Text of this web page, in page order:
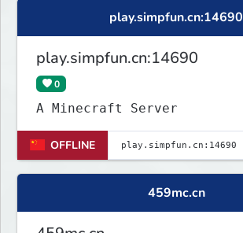
play.simpfun.cn:14690
play.simpfun.cn:14690
0
A Minecraft Server
OFFLINE
459mc.cn